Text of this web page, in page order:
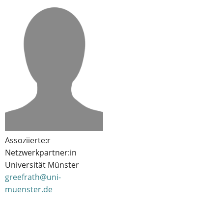
Assoziierte:r
Netzwerkpartner:in
Universität Münster
greefrath@uni-
muenster.de